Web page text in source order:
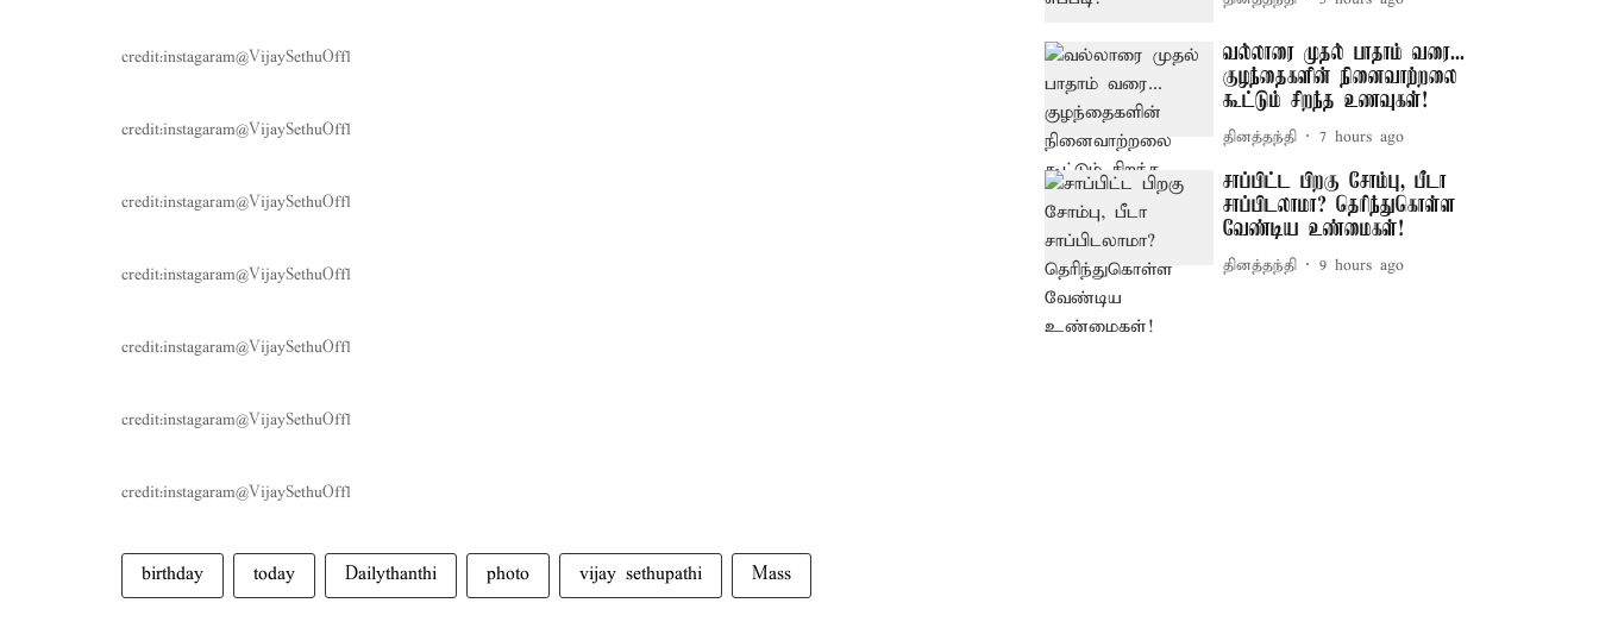
credit:instagaram@VijaySethuOffl
credit:instagaram@VijaySethuOffl
credit:instagaram@VijaySethuOffl
credit:instagaram@VijaySethuOffl
credit:instagaram@VijaySethuOffl
credit:instagaram@VijaySethuOffl
credit:instagaram@VijaySethuOffl
birthday today Dailythanthi photo vijay sethupathi Mass
வல்லாரை முதல் பாதாம் வரை...
குழந்தைகளின் நினைவாற்றலை
கூட்டும் சிறந்த உணவுகள்!
தினத்தந்தி 7 hours ago
சாப்பிட்ட பிறகு சோம்பு, பீடா
சாப்பிடலாமா? தெரிந்துகொள்ள
வேண்டிய உண்மைகள்!
தினத்தந்தி 9 hours ago